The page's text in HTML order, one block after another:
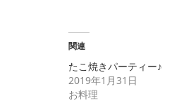
Twitter
有
(新
し
い
ウ
ィ
リ
ッ
ク
し
関連
たこ焼きパーティー♪
2019年1月31日
お料理